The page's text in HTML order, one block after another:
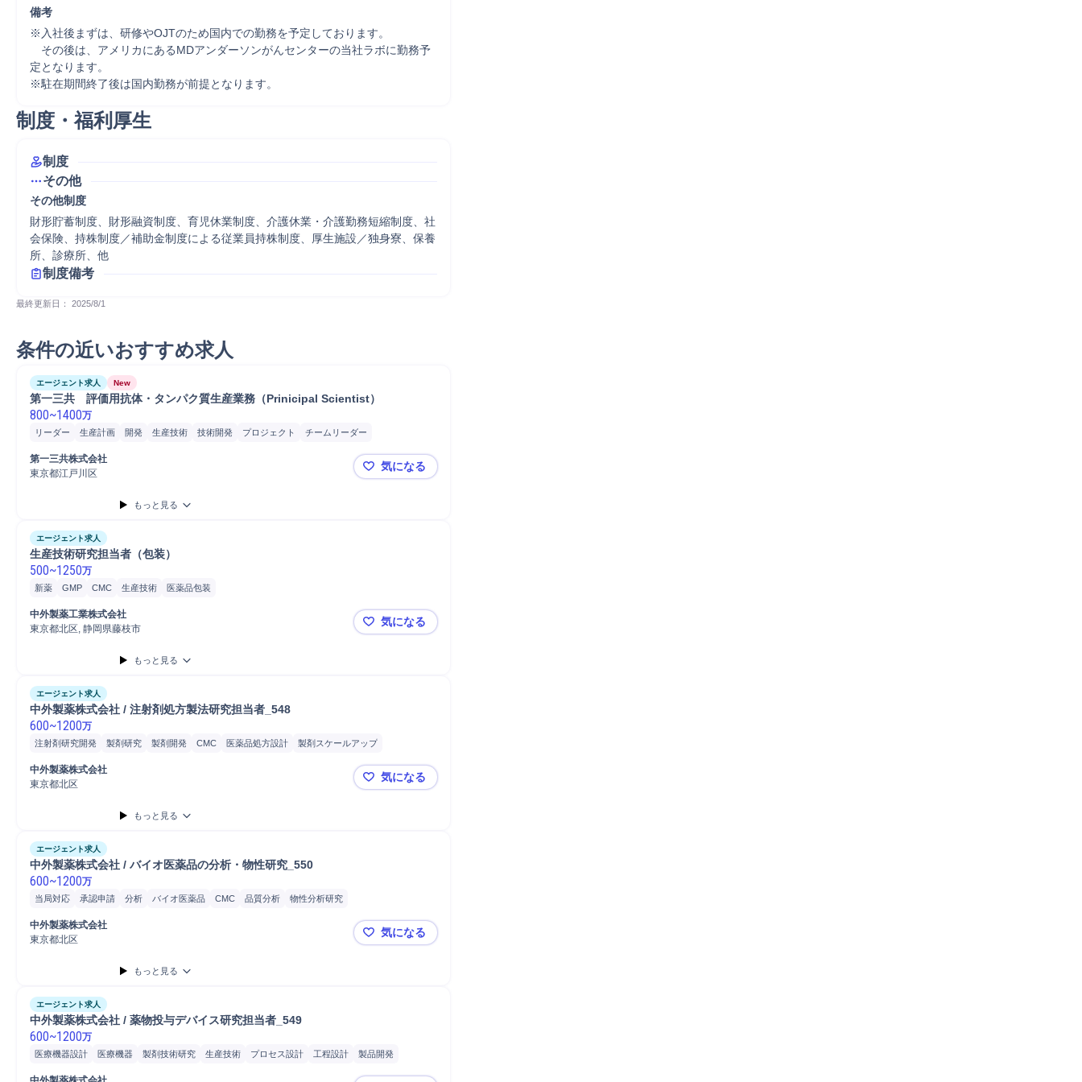
備考
※入社後まずは、研修やOJTのため国内での勤務を予定しております。
その後は、アメリカにあるMDアンダーソンがんセンターの当社ラボに勤務予
定となります。
※駐在期間終了後は国内勤務が前提となります。
制度・福利厚生
制度
その他
その他制度
財形貯蓄制度、財形融資制度、育児休業制度、介護休業・介護勤務短縮制度、社
会保険、持株制度／補助金制度による従業員持株制度、厚生施設／独身寮、保養
所、診療所、他
制度備考
最終更新日： 2025/8/1
条件の近いおすすめ求人
エージェント求人 New
第一三共　評価用抗体・タンパク質生産業務（Prinicipal Scientist）
800~1400万
リーダー 生産計画 開発 生産技術 技術開発 プロジェクト チームリーダー
第一三共株式会社
東京都江戸川区
第一三共 評価用抗体・タンパク質生産業務（Prinicipal Scientist）
気になる
もっと見る
エージェント求人
生産技術研究担当者（包装）
500~1250万
新薬 GMP CMC 生産技術 医薬品包装
中外製薬工業株式会社
東京都北区, 静岡県藤枝市
生産技術研究担当者（包装）
気になる
もっと見る
エージェント求人
中外製薬株式会社 / 注射剤処方製法研究担当者_548
600~1200万
注射剤研究開発 製剤研究 製剤開発 CMC 医薬品処方設計
製剤スケールアップ
製剤プロセス開発
中外製薬株式会社
東京都北区
中外製薬株式会社 / 注射剤処方製法研究担当者_548
気になる
もっと見る
エージェント求人
中外製薬株式会社 / バイオ医薬品の分析・物性研究_550
600~1200万
当局対応 承認申請 分析 バイオ医薬品 CMC 品質分析
物性分析研究
バイオ医薬品研究開発
プロジェクト
中外製薬株式会社
東京都北区
中外製薬株式会社 / バイオ医薬品の分析・物性研究_550
気になる
もっと見る
エージェント求人
600~1200万
医療機器設計 医療機器 製剤技術研究 生産技術 プロセス設計 工程設計
製品開発
設計評価
バリデーション管理